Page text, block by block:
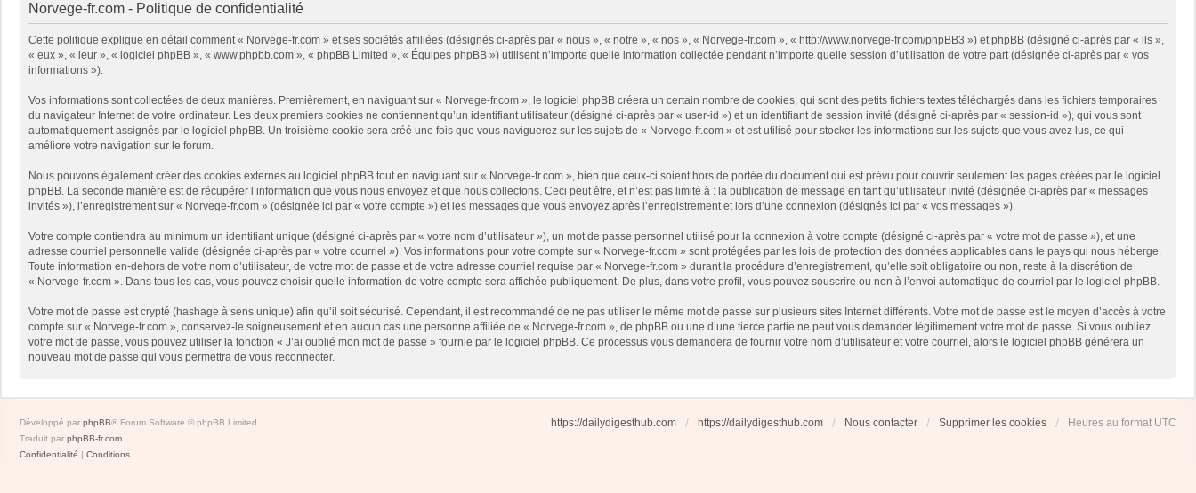
Norvege-fr.com - Politique de confidentialité
Cette politique explique en détail comment « Norvege-fr.com » et ses sociétés affiliées (désignés ci-après par « nous », « notre », « nos », « Norvege-fr.com », « http://www.norvege-fr.com/phpBB3 ») et phpBB (désigné ci-après par « ils »,
« eux », « leur », « logiciel phpBB », « www.phpbb.com », « phpBB Limited », « Équipes phpBB ») utilisent n’importe quelle information collectée pendant n’importe quelle session d’utilisation de votre part (désignée ci-après par « vos
informations »).
Vos informations sont collectées de deux manières. Premièrement, en naviguant sur « Norvege-fr.com », le logiciel phpBB créera un certain nombre de cookies, qui sont des petits fichiers textes téléchargés dans les fichiers temporaires
du navigateur Internet de votre ordinateur. Les deux premiers cookies ne contiennent qu’un identifiant utilisateur (désigné ci-après par « user-id ») et un identifiant de session invité (désigné ci-après par « session-id »), qui vous sont
automatiquement assignés par le logiciel phpBB. Un troisième cookie sera créé une fois que vous naviguerez sur les sujets de « Norvege-fr.com » et est utilisé pour stocker les informations sur les sujets que vous avez lus, ce qui
améliore votre navigation sur le forum.
Nous pouvons également créer des cookies externes au logiciel phpBB tout en naviguant sur « Norvege-fr.com », bien que ceux-ci soient hors de portée du document qui est prévu pour couvrir seulement les pages créées par le logiciel
phpBB. La seconde manière est de récupérer l’information que vous nous envoyez et que nous collectons. Ceci peut être, et n’est pas limité à : la publication de message en tant qu’utilisateur invité (désignée ci-après par « messages
invités »), l’enregistrement sur « Norvege-fr.com » (désignée ici par « votre compte ») et les messages que vous envoyez après l’enregistrement et lors d’une connexion (désignés ici par « vos messages »).
Votre compte contiendra au minimum un identifiant unique (désigné ci-après par « votre nom d’utilisateur »), un mot de passe personnel utilisé pour la connexion à votre compte (désigné ci-après par « votre mot de passe »), et une
adresse courriel personnelle valide (désignée ci-après par « votre courriel »). Vos informations pour votre compte sur « Norvege-fr.com » sont protégées par les lois de protection des données applicables dans le pays qui nous héberge.
Toute information en-dehors de votre nom d’utilisateur, de votre mot de passe et de votre adresse courriel requise par « Norvege-fr.com » durant la procédure d’enregistrement, qu’elle soit obligatoire ou non, reste à la discrétion de
« Norvege-fr.com ». Dans tous les cas, vous pouvez choisir quelle information de votre compte sera affichée publiquement. De plus, dans votre profil, vous pouvez souscrire ou non à l’envoi automatique de courriel par le logiciel phpBB.
Votre mot de passe est crypté (hashage à sens unique) afin qu’il soit sécurisé. Cependant, il est recommandé de ne pas utiliser le même mot de passe sur plusieurs sites Internet différents. Votre mot de passe est le moyen d’accès à votre
compte sur « Norvege-fr.com », conservez-le soigneusement et en aucun cas une personne affiliée de « Norvege-fr.com », de phpBB ou une d’une tierce partie ne peut vous demander légitimement votre mot de passe. Si vous oubliez
votre mot de passe, vous pouvez utiliser la fonction « J’ai oublié mon mot de passe » fournie par le logiciel phpBB. Ce processus vous demandera de fournir votre nom d’utilisateur et votre courriel, alors le logiciel phpBB générera un
nouveau mot de passe qui vous permettra de vous reconnecter.
https://dailydigesthub.com https://dailydigesthub.com Nous contacter Supprimer les cookies Heures au format UTC
Développé par phpBB® Forum Software © phpBB Limited
Traduit par phpBB-fr.com
Confidentialité | Conditions